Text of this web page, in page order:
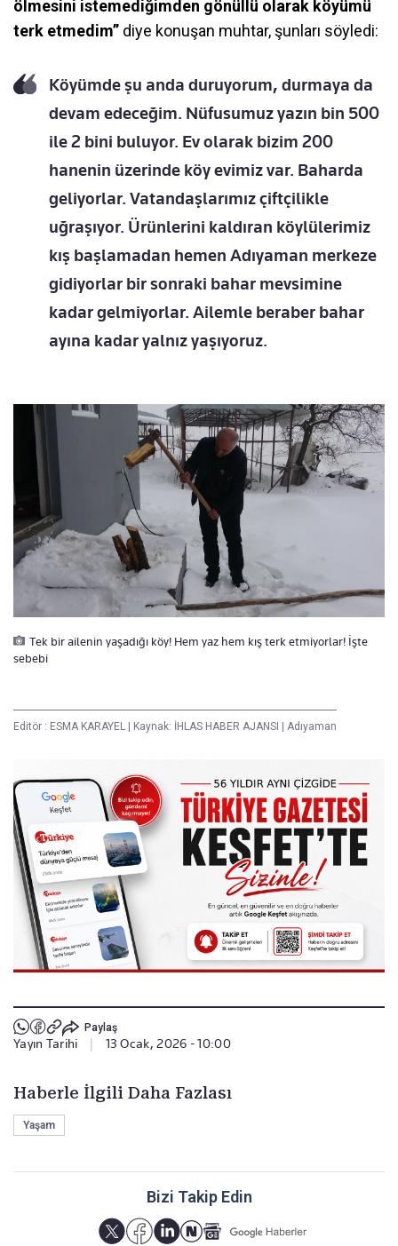
ölmesini istemediğimden gönüllü olarak köyümü
terk etmedim” diye konuşan muhtar, şunları söyledi:
Köyümde şu anda duruyorum, durmaya da
devam edeceğim. Nüfusumuz yazın bin 500
ile 2 bini buluyor. Ev olarak bizim 200
hanenin üzerinde köy evimiz var. Baharda
geliyorlar. Vatandaşlarımız çiftçilikle
uğraşıyor. Ürünlerini kaldıran köylülerimiz
kış başlamadan hemen Adıyaman merkeze
gidiyorlar bir sonraki bahar mevsimine
kadar gelmiyorlar. Ailemle beraber bahar
ayına kadar yalnız yaşıyoruz.
Tek bir ailenin yaşadığı köy! Hem yaz hem kış terk etmiyorlar! İşte
sebebi
Editör : ESMA KARAYEL Kaynak: İHLAS HABER AJANSI Adıyaman
Paylaş
Yayın Tarihi 13 Ocak, 2026 - 10:00
Haberle İlgili Daha Fazlası
Yaşam
Bizi Takip Edin